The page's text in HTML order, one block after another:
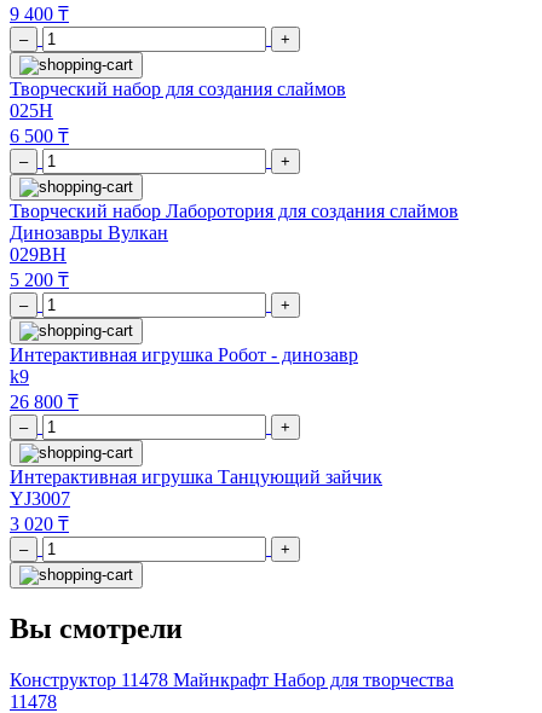
9 400 ₸
– +
Творческий набор для создания слаймов
025H
6 500 ₸
– +
Творческий набор Лаборотория для создания слаймов
Динозавры Вулкан
029BH
5 200 ₸
– +
Интерактивная игрушка Робот - динозавр
k9
26 800 ₸
– +
Интерактивная игрушка Танцующий зайчик
YJ3007
3 020 ₸
– +
Вы смотрели
Конструктор 11478 Майнкрафт Набор для творчества
11478